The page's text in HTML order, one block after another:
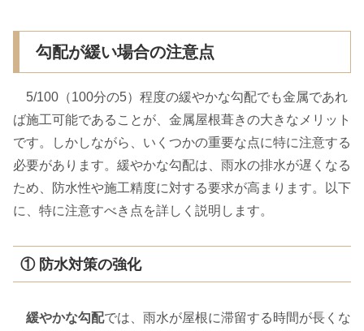
勾配が緩い場合の注意点
5/100（100分の5）程度の緩やかな勾配でも金属であれ
ば施工可能であることが、金属屋根葺きの大きなメリット
です。しかしながら、いくつかの重要な点に特に注意する
必要があります。緩やかな勾配は、雨水の排水が遅くなる
ため、防水性や施工精度に対する要求が高まります。以下
に、特に注意すべき点を詳しく説明します。
① 防水対策の強化
緩やかな勾配では、雨水が屋根に滞留する時間が長くな